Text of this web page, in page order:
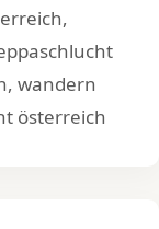
,
, wandern
österreich